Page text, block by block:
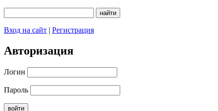
Вход на сайт | Регистрация
Авторизация
Логин
Пароль